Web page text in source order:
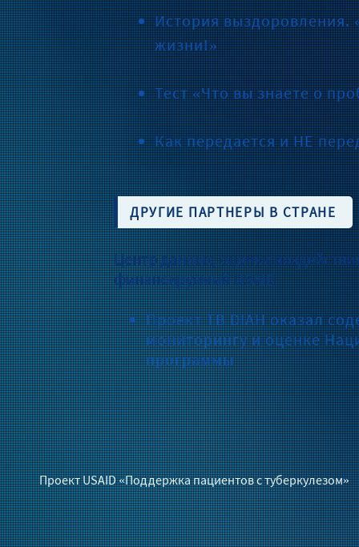
История выздоровления.
жизни!»
Тест «Что вы знаете о
Как передается и НЕ
ДРУГИЕ ПАРТНЕРЫ В СТРАНЕ
Центр данных, оценки
финансируемый USAID
Проект TB DIAH оказал
мониторингу и оценке
программы
Проект USAID «Поддержка пациентов с туберкулезом»